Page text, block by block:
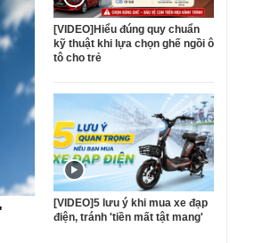
[VIDEO]Hiểu đúng quy chuẩn
kỹ thuật khi lựa chọn ghế ngồi ô
tô cho trẻ
[VIDEO]5 lưu ý khi mua xe đạp
điện, tránh 'tiền mất tật mang'